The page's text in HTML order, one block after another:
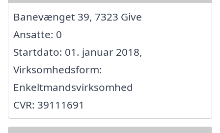
Banevænget 39, 7323 Give
Ansatte: 0
Startdato: 01. januar 2018,
Virksomhedsform:
Enkeltmandsvirksomhed
CVR: 39111691